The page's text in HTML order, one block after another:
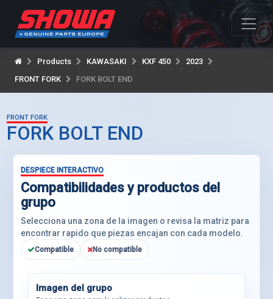
Products KAWASAKI KXF 450
2023
FRONT FORK
FORK BOLT END
FRONT FORK
FORK BOLT END
DESPIECE INTERACTIVO
Compatibilidades y productos del
grupo
Selecciona una zona de la imagen o revisa la matriz para
encontrar rapido que piezas encajan con cada modelo.
Compatible No compatible
Imagen del grupo